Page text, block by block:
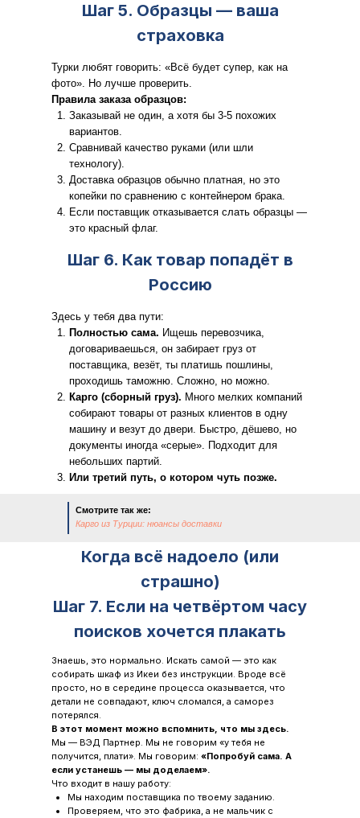
Шаг 5. Образцы — ваша
страховка
Турки любят говорить: «Всё будет супер, как на
фото». Но лучше проверить.
Правила заказа образцов:
Заказывай не один, а хотя бы 3-5 похожих
вариантов.
Сравнивай качество руками (или шли
технологу).
Доставка образцов обычно платная, но это
копейки по сравнению с контейнером брака.
Если поставщик отказывается слать образцы —
это красный флаг.
Шаг 6. Как товар попадёт в
Россию
Здесь у тебя два пути:
Полностью сама. Ищешь перевозчика,
договариваешься, он забирает груз от
поставщика, везёт, ты платишь пошлины,
проходишь таможню. Сложно, но можно.
Карго (сборный груз). Много мелких компаний
собирают товары от разных клиентов в одну
машину и везут до двери. Быстро, дёшево, но
документы иногда «серые». Подходит для
небольших партий.
Или третий путь, о котором чуть позже.
Смотрите так же:
Карго из Турции: нюансы доставки
Когда всё надоело (или
страшно)
Шаг 7. Если на четвёртом часу
поисков хочется плакать
Знаешь, это нормально. Искать самой — это как
собирать шкаф из Икеи без инструкции. Вроде всё
просто, но в середине процесса оказывается, что
детали не совпадают, ключ сломался, а саморез
потерялся.
В этот момент можно вспомнить, что мы здесь.
Мы — ВЭД Партнер. Мы не говорим «у тебя не
получится, плати». Мы говорим: «Попробуй сама. А
если устанешь — мы доделаем».
Что входит в нашу работу:
Мы находим поставщика по твоему заданию.
Проверяем, что это фабрика, а не мальчик с